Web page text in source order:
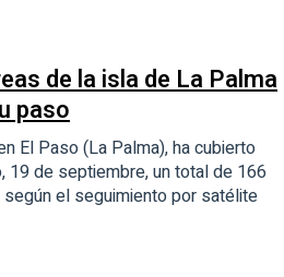
de la isla de La Palma
paso
El Paso (La Palma), ha cubierto
de septiembre, un total de 166
el seguimiento por satélite